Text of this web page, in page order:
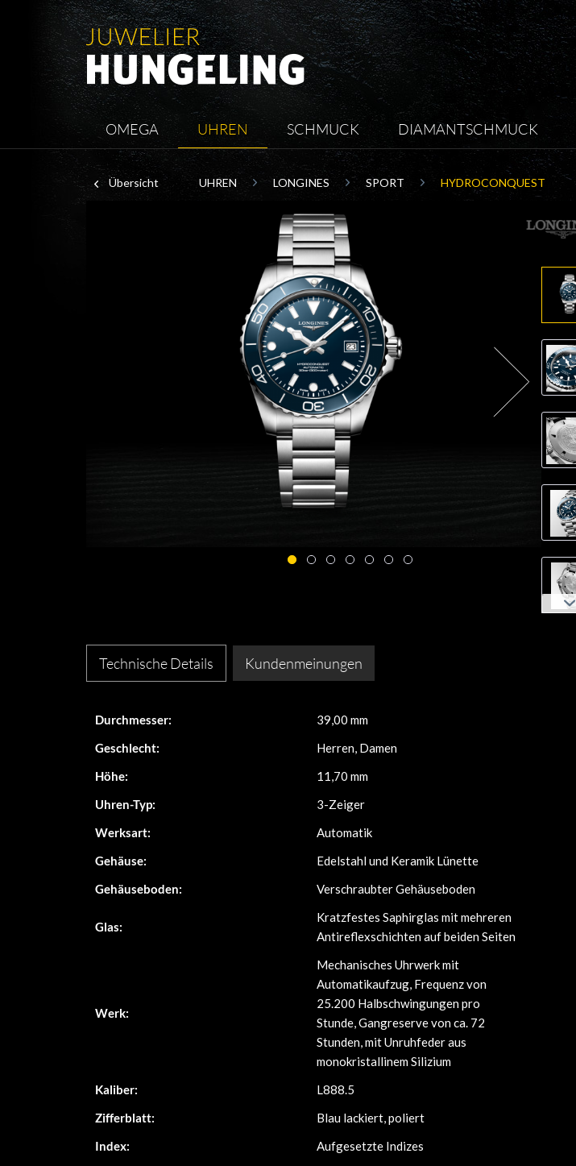
OMEGA UHREN SCHMUCK DIAMANTSCHMUCK
Übersicht UHREN LONGINES SPORT HYDROCONQUEST
Technische Details Kundenmeinungen
Durchmesser:
39,00 mm
Geschlecht:
Herren, Damen
Höhe:
11,70 mm
Uhren-Typ:
3-Zeiger
Werksart:
Automatik
Gehäuse:
Edelstahl und Keramik Lünette
Gehäuseboden:
Verschraubter Gehäuseboden
Glas:
Kratzfestes Saphirglas mit mehreren
Antireflexschichten auf beiden Seiten
Werk:
Mechanisches Uhrwerk mit
Automatikaufzug, Frequenz von
25.200 Halbschwingungen pro
Stunde, Gangreserve von ca. 72
Stunden, mit Unruhfeder aus
monokristallinem Silizium
Kaliber:
L888.5
Zifferblatt:
Blau lackiert, poliert
Index:
Aufgesetzte Indizes